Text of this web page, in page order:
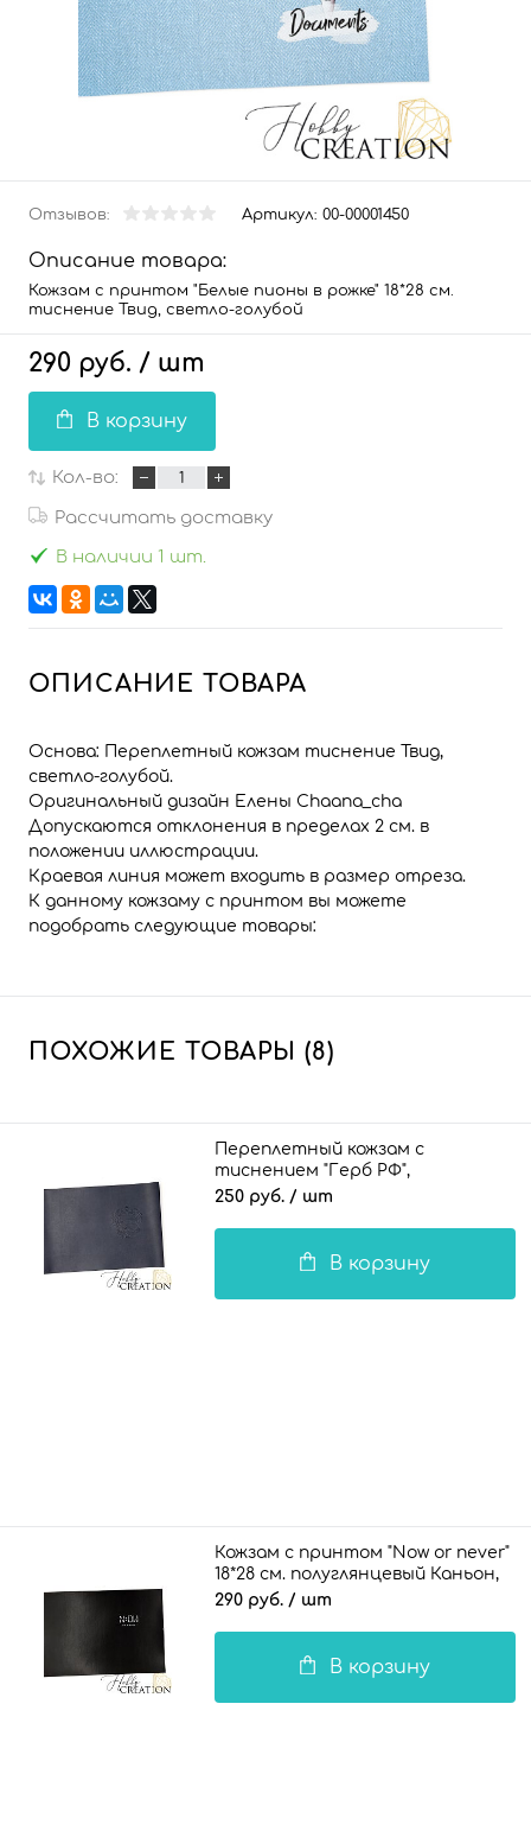
Отзывов: Артикул: 00-00001450
Описание товара:
Кожзам с принтом "Белые пионы в рожке" 18*28 см.
тиснение Твид, светло-голубой
290 руб. / шт
В корзину
Кол-во:
Рассчитать доставку
В наличии 1 шт.
ОПИСАНИЕ ТОВАРА
Основа: Переплетный кожзам тиснение Твид,
светло-голубой.
Оригинальный дизайн Елены Chaana_cha
Допускаются отклонения в пределах 2 см. в
положении иллюстрации.
Краевая линия может входить в размер отреза.
К данному кожзаму с принтом вы можете
подобрать следующие товары:
ПОХОЖИЕ ТОВАРЫ (8)
Переплетный кожзам с
тиснением "Герб РФ",
полуглянцевый Гая темно-синий
250 руб. / шт
В корзину
Кожзам с принтом "Now or never"
18*28 см. полуглянцевый Каньон,
черный
290 руб. / шт
В корзину